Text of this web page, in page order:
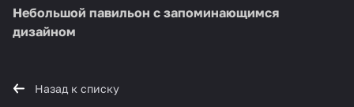
Небольшой павильон с запоминающимся
дизайном
Назад к списку